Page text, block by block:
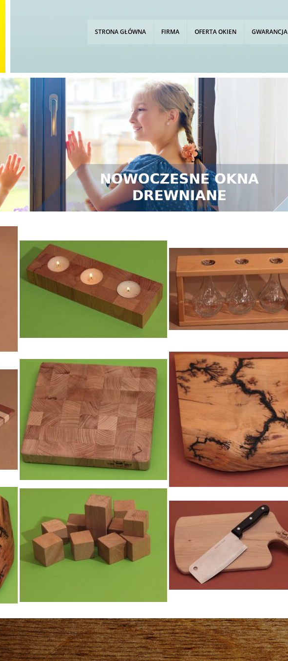
STRONA GŁÓWNA FIRMA OFERTA OKIEN GWARANCJA